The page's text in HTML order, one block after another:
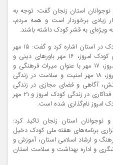
استان زنجان گفت: توجه به
زیادی برخوردار است و همه مردم،
ویژه‌ای به قشر کودک داشته باشند.
صالحی به نامگذاری روزها در هفته کودک در استان اشاره کرد و گفت: ۱۵ مهر
ماه با عنوان خانواده مهربانی و زندگی کودک امروز، ۱۶ مهر باورهای دینی و
مسؤولیت اجتماعی در زندگی کودک امروز، ۱۷ مهر با عنوان میراث فرهنگی و
دوستی با طبیعت در زندگی کودک امروز، ۱۸ مهر امنیت و سلامت در زندگی
عنوان دانش، آگاهی و فضای مجازی در زندگی
کودک امروز، ۲۰ مهر با عنوان گذشت و فداکاری در زندگی کودک امروز و ۲۱ مهر
امروز نام‌گذاری شده است.
استان زنجان تاکید کرد:
برنامه‌های هفته ملی کودک دخیل
و ارشاد اسلامی استان، آموزش و
و اداره بهداشت و سلامت استان